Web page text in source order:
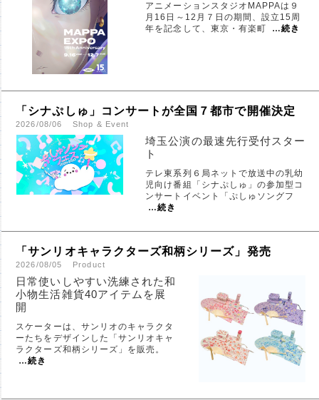
アニメーションスタジオMAPPAは９
月16日～12月７日の期間、設立15周
年を記念して、東京・有楽町
…続き
「シナぷしゅ」コンサートが全国７都市で開催決定
2026/08/06 Shop & Event
埼玉公演の最速先行受付スター
ト
テレ東系列６局ネットで放送中の乳幼
児向け番組「シナぷしゅ」の参加型コ
ンサートイベント「ぷしゅソングフ
…続き
「サンリオキャラクターズ和柄シリーズ」発売
2026/08/05 Product
日常使いしやすい洗練された和
小物生活雑貨40アイテムを展
開
スケーターは、サンリオのキャラクタ
ーたちをデザインした「サンリオキャ
ラクターズ和柄シリーズ」を販売。
…続き